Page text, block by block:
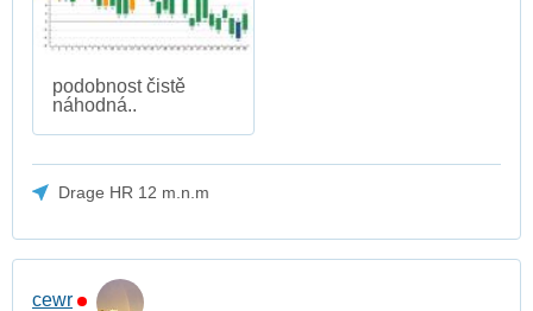
podobnost čistě
náhodná..
Drage HR 12 m.n.m
cewr